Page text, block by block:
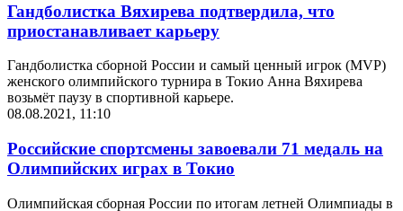
Гандболистка Вяхирева подтвердила, что
приостанавливает карьеру
Гандболистка сборной России и самый ценный игрок (MVP)
женского олимпийского турнира в Токио Анна Вяхирева
возьмёт паузу в спортивной карьере.
08.08.2021, 11:10
Российские спортсмены завоевали 71 медаль на
Олимпийских играх в Токио
Олимпийская сборная России по итогам летней Олимпиады в